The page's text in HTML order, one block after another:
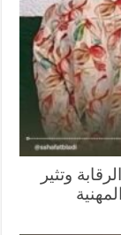
وتثير